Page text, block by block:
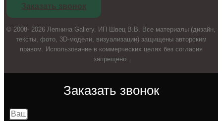
Заказать звонок
© 2008- 2026 Лепнина Gallery. ИП Швец В.В. Все материалы (дизайн,
тексты, фото, 3D-модели, визуализации) защищены авторским
правом. Использование в коммерческих целях без согласия
запрещено.
Заказать звонок